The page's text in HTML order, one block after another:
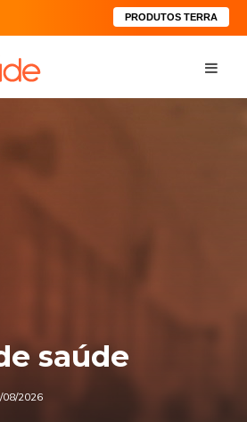
PRODUTOS TERRA
saúde
08/2026